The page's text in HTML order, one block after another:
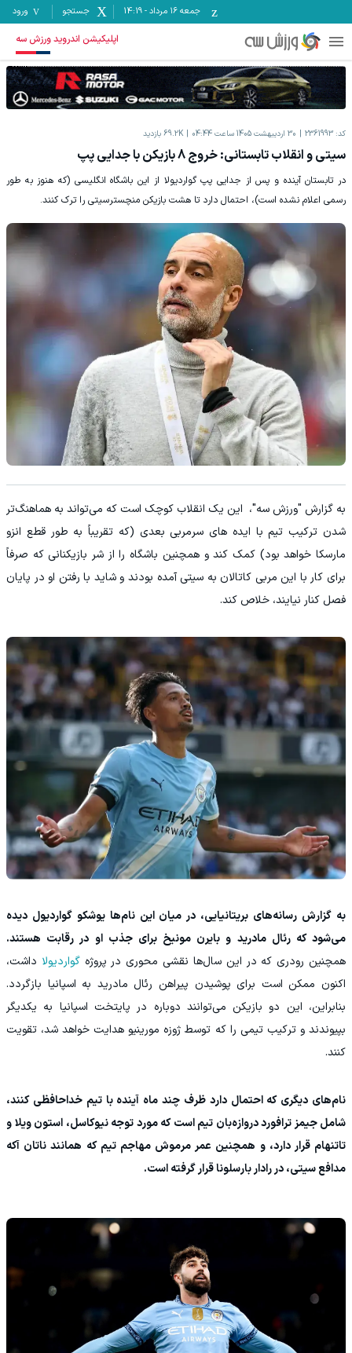
جمعه ۱۶ مرداد -
14:19 جستجو ورود
اپلیکیشن اندروید ورزش سه
کد: 2361993 30 اردیبهشت 1405 ساعت 04:44 69.2K بازدید
سیتی و انقلاب تابستانی: خروج 8 بازیکن با جدایی پپ
در تابستان آینده و پس از جدایی پپ گواردیولا از این باشگاه انگلیسی (که هنوز به طور
رسمی اعلام نشده است)، احتمال دارد تا هشت بازیکن منچسترسیتی را ترک کنند.
به گزارش "ورزش سه"، این یک انقلاب کوچک است که می‌تواند به هماهنگ‌تر
شدن ترکیب تیم با ایده های سرمربی بعدی (که تقریباً به طور قطع انزو
مارسکا خواهد بود) کمک کند و همچنین باشگاه را از شر بازیکنانی که صرفاً
برای کار با این مربی کاتالان به سیتی آمده بودند و شاید با رفتن او در پایان
فصل کنار نیایند، خلاص کند.
به گزارش رسانه‌های بریتانیایی، در میان این نام‌ها یوشکو گواردیول دیده
می‌شود که رئال مادرید و بایرن مونیخ برای جذب او در رقابت هستند.
همچنین رودری که در این سال‌ها نقشی محوری در پروژهگواردیولا داشت،
اکنون ممکن است برای پوشیدن پیراهن رئال مادرید به اسپانیا بازگردد.
بنابراین، این دو بازیکن می‌توانند دوباره در پایتخت اسپانیا به یکدیگر
بپیوندند و ترکیب تیمی را که توسط ژوزه مورینیو هدایت خواهد شد، تقویت
کنند.
نام‌های دیگری که احتمال دارد ظرف چند ماه آینده با تیم خداحافظی کنند،
شامل جیمز ترافورد دروازه‌بان تیم است که مورد توجه نیوکاسل، استون ویلا و
تاتنهام قرار دارد، و همچنین عمر مرموش مهاجم تیم که همانند ناتان آکه
مدافع سیتی، در رادار بارسلونا قرار گرفته است.